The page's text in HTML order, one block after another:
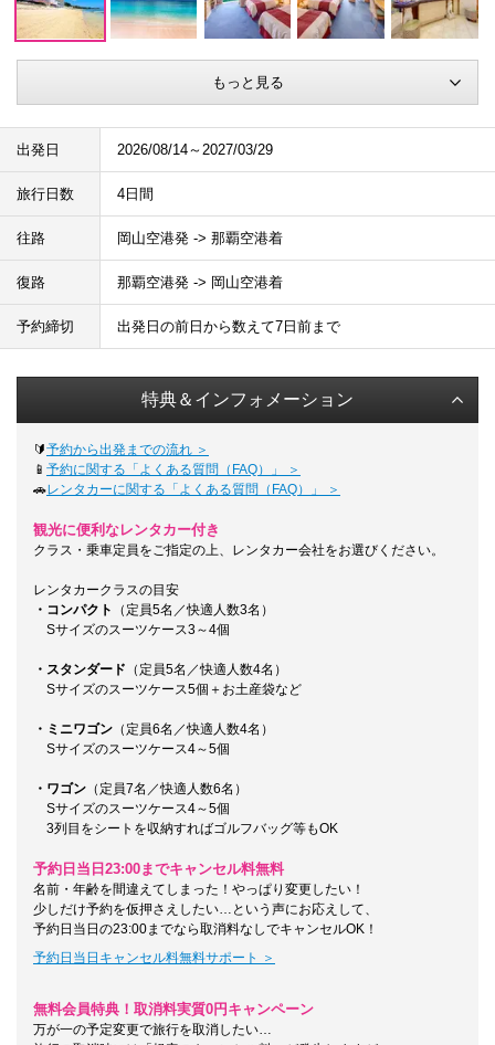
もっと見る
出発日 2026/08/14～2027/03/29
旅行日数 4日間
往路 岡山空港発 -> 那覇空港着
復路 那覇空港発 -> 岡山空港着
予約締切 出発日の前日から数えて7日前まで
特典＆インフォメーション
🔰予約から出発までの流れ ＞
📱 予約に関する「よくある質問（FAQ）」 ＞
🚗レンタカーに関する「よくある質問（FAQ）」 ＞
観光に便利なレンタカー付き
クラス・乗車定員をご指定の上、レンタカー会社をお選びください。
レンタカークラスの目安
・コンパクト
（定員5名／快適人数3名）
Sサイズのスーツケース3～4個
・スタンダード （定員5名／快適人数4名）
Sサイズのスーツケース5個＋お土産袋など
・ミニワゴン （定員6名／快適人数4名）
Sサイズのスーツケース4～5個
・ワゴン （定員7名／快適人数6名）
Sサイズのスーツケース4～5個
3列目をシートを収納すればゴルフバッグ等もOK
予約日当日23:00までキャンセル料無料
名前・年齢を間違えてしまった！やっぱり変更したい！
少しだけ予約を仮押さえしたい…という声にお応えして、
予約日当日の23:00までなら取消料なしでキャンセルOK！
予約日当日キャンセル料無料サポート ＞
無料会員特典！取消料実質0円キャンペーン
万が一の予定変更で旅行を取消したい…